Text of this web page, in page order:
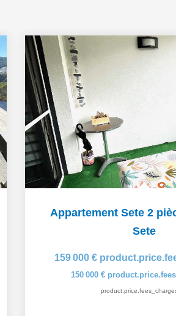
Appartement Sete 2
Sete
159 000 €
150 000 €